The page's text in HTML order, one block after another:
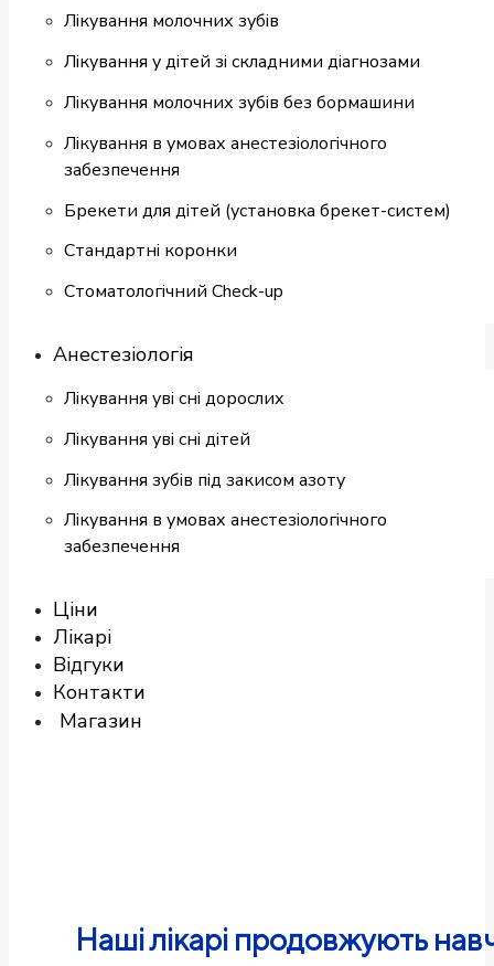
Лікування молочних зубів
Лікування у дітей зі складними діагнозами
Лікування молочних зубів без бормашини
Лікування в умовах анестезіологічного
забезпечення
Брекети для дітей (установка брекет-систем)
Cтандартні коронки
Стоматологiчний Check-up
Анестезіологія
Лікування уві сні дорослих
Лікування уві сні дітей
Лікування зубів під закисом азоту
Лікування в умовах анестезіологічного
забезпечення
Ціни
Лікарі
Відгуки
Контакти
Магазин
Наші лікарі продовжують